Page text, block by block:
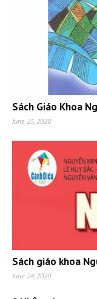
Sách Giáo Khoa
June 25, 2020
Sách giáo khoa
June 24, 2020